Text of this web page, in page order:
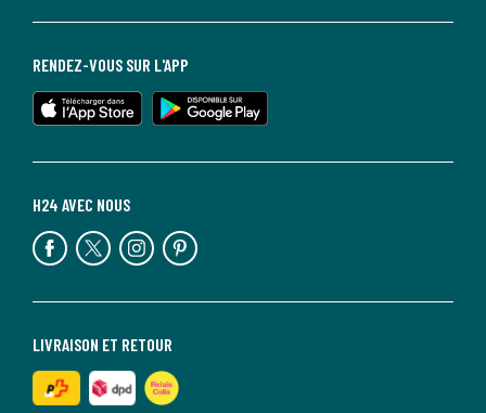
LIVRAISON ET RETOUR
H24 AVEC NOUS
RENDEZ-VOUS SUR L'APP